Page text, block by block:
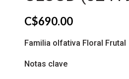
C$690.00
Familia olfativa Floral Frutal
Notas clave